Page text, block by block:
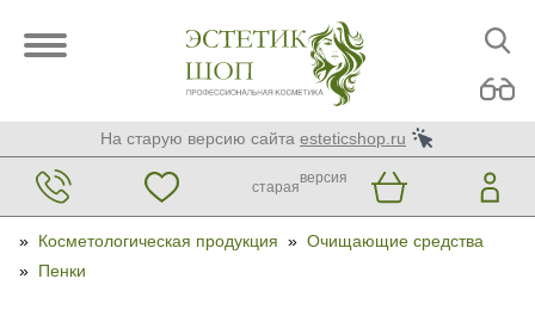
На старую версию сайта esteticshop.ru
старая
версия
» Косметологическая продукция » Очищающие средства
» Пенки